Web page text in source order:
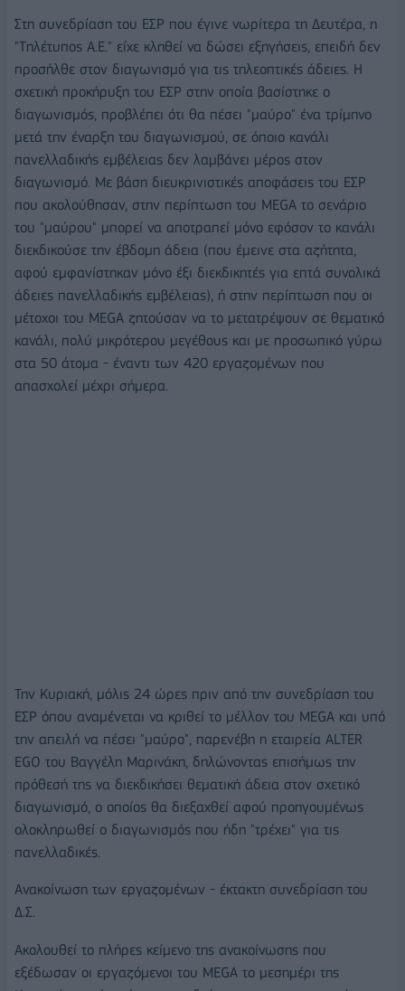
Στη συνεδρίαση του ΕΣΡ που έγινε νωρίτερα τη Δευτέρα, η
"Tηλέτυπος Α.Ε." είχε κληθεί να δώσει εξηγήσεις, επειδή δεν
προσήλθε στον διαγωνισμό για τις τηλεοπτικές άδειες. Η
σχετική προκήρυξη του ΕΣΡ στην οποία βασίστηκε ο
διαγωνισμός, προβλέπει ότι θα πέσει "μαύρο" ένα τρίμηνο
μετά την έναρξη του διαγωνισμού, σε όποιο κανάλι
πανελλαδικής εμβέλειας δεν λαμβάνει μέρος στον
διαγωνισμό. Με βάση διευκρινιστικές αποφάσεις του ΕΣΡ
που ακολούθησαν, στην περίπτωση του MEGA το σενάριο
του "μαύρου" μπορεί να αποτραπεί μόνο εφόσον το κανάλι
διεκδικούσε την έβδομη άδεια (που έμεινε στα αζήτητα,
αφού εμφανίστηκαν μόνο έξι διεκδικητές για επτά συνολικά
άδειες πανελλαδικής εμβέλειας), ή στην περίπτωση που οι
μέτοχοι του MEGA ζητούσαν να το μετατρέψουν σε θεματικό
κανάλι, πολύ μικρότερου μεγέθους και με προσωπικό γύρω
στα 50 άτομα - έναντι των 420 εργαζομένων που
απασχολεί μέχρι σήμερα.
Την Κυριακή, μόλις 24 ώρες πριν από την συνεδρίαση του
ΕΣΡ όπου αναμένεται να κριθεί το μέλλον του MEGA και υπό
την απειλή να πέσει "μαύρο", παρενέβη η εταιρεία ALTER
EGO του Βαγγέλη Μαρινάκη, δηλώνοντας επισήμως την
πρόθεσή της να διεκδικήσει θεματική άδεια στον σχετικό
διαγωνισμό, ο οποίος θα διεξαχθεί αφού προηγουμένως
ολοκληρωθεί ο διαγωνισμός που ήδη "τρέχει" για τις
πανελλαδικές.
Ανακοίνωση των εργαζομένων - έκτακτη συνεδρίαση του
Δ.Σ.
Ακολουθεί το πλήρες κείμενο της ανακοίνωσης που
εξέδωσαν οι εργαζόμενοι του MEGA το μεσημέρι της